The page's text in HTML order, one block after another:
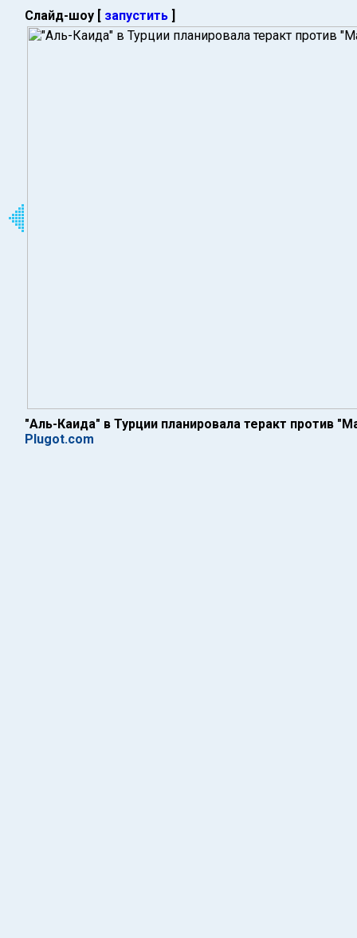
Слайд-шоу [ запустить ]
"Аль-Каида" в Турции планировала теракт против
Plugot.com